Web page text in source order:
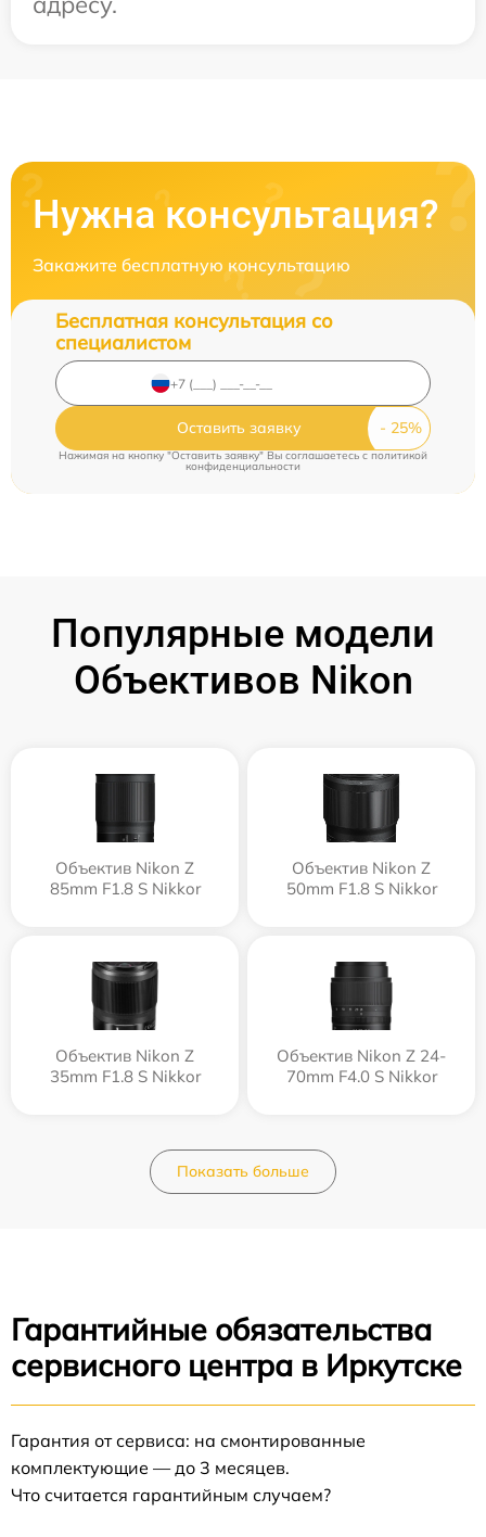
Нужна консультация?
Закажите бесплатную консультацию
Бесплатная консультация со
специалистом
Оставить заявку
Нажимая на кнопку "Оставить заявку" Вы соглашаетесь c политикой
конфиденциальности
Популярные модели
Объективов Nikon
Объектив Nikon Z
85mm F1.8 S Nikkor
Объектив Nikon Z
50mm F1.8 S Nikkor
Объектив Nikon Z
35mm F1.8 S Nikkor
Объектив Nikon Z 24-
70mm F4.0 S Nikkor
Показать больше
Гарантийные обязательства
сервисного центра в Иркутске
Гарантия от сервиса: на смонтированные
комплектующие — до 3 месяцев.
Что считается гарантийным случаем?